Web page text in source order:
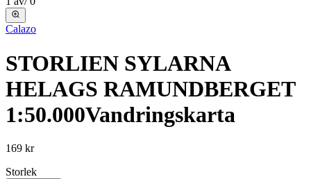
Calazo
STORLIEN SYLARNA
HELAGS RAMUNDBERGET
1:50.000Vandringskarta
169 kr
Storlek